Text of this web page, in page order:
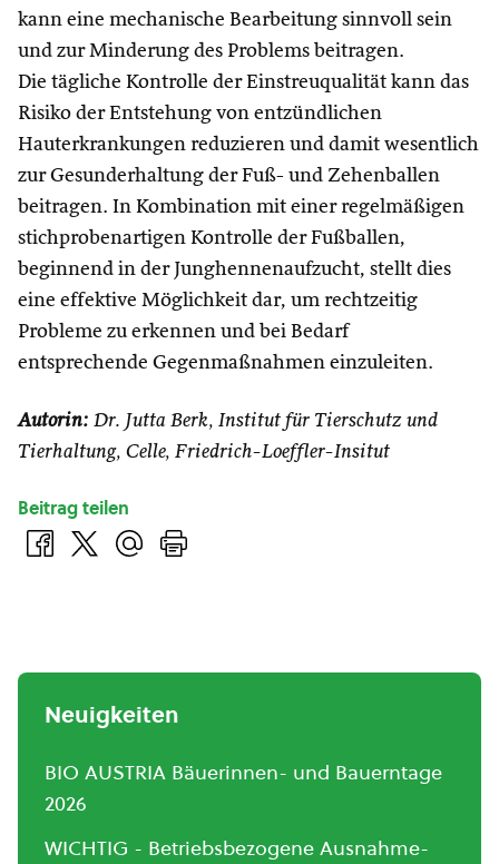
kann eine mechanische Bearbeitung sinnvoll sein
und zur Minderung des Problems beitragen.
Die tägliche Kontrolle der Einstreuqualität kann das
Risiko der Entstehung von entzündlichen
Hauterkrankungen reduzieren und damit wesentlich
zur Gesunderhaltung der Fuß- und Zehenballen
beitragen. In Kombination mit einer regelmäßigen
stichprobenartigen Kontrolle der Fußballen,
beginnend in der Junghennenaufzucht, stellt dies
eine effektive Möglichkeit dar, um rechtzeitig
Probleme zu erkennen und bei Bedarf
entsprechende Gegenmaßnahmen einzuleiten.
Autorin: Dr. Jutta Berk, Institut für Tierschutz und
Tierhaltung, Celle, Friedrich-Loeffler-Insitut
Beitrag teilen
Neuigkeiten
BIO AUSTRIA Bäuerinnen- und Bauerntage
2026
WICHTIG - Betriebsbezogene Ausnahme-